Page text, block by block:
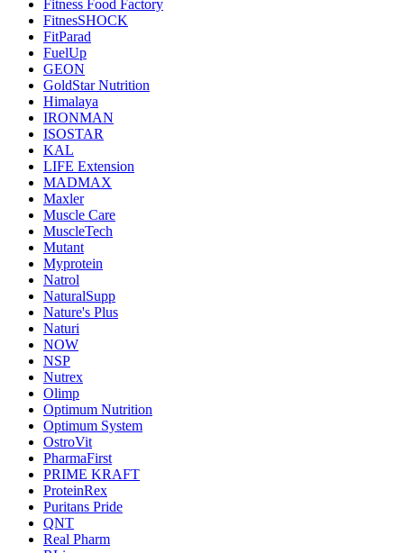
Fitness Food Factory
FitnesSHOCK
FitParad
FuelUp
GEON
GoldStar Nutrition
Himalaya
IRONMAN
ISOSTAR
KAL
LIFE Extension
MADMAX
Maxler
Muscle Care
MuscleTech
Mutant
Myprotein
Natrol
NaturalSupp
Nature's Plus
Naturi
NOW
NSP
Nutrex
Olimp
Optimum Nutrition
Optimum System
OstroVit
PharmaFirst
PRIME KRAFT
ProteinRex
Puritans Pride
QNT
Real Pharm